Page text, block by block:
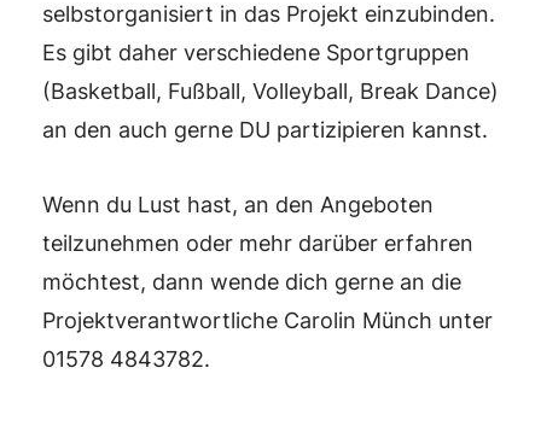
selbstorganisiert in das Projekt einzubinden.
Es gibt daher verschiedene Sportgruppen
(Basketball, Fußball, Volleyball, Break Dance)
an den auch gerne DU partizipieren kannst.
Wenn du Lust hast, an den Angeboten
teilzunehmen oder mehr darüber erfahren
möchtest, dann wende dich gerne an die
Projektverantwortliche Carolin Münch unter
01578 4843782.